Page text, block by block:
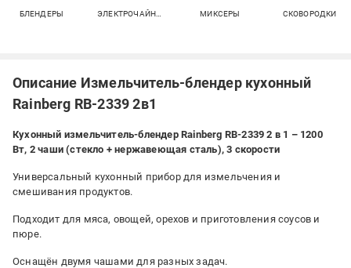
БЛЕНДЕРЫ МИКСЕРЫ СКОВОРОДКИ
Описание Измельчитель-блендер кухонный
Rainberg RB-2339 2в1
Кухонный измельчитель-блендер Rainberg RB-2339 2 в 1 – 1200
Вт, 2 чаши (стекло + нержавеющая сталь), 3 скорости
Универсальный кухонный прибор для измельчения и
смешивания продуктов.
Подходит для мяса, овощей, орехов и приготовления соусов и
пюре.
Оснащён двумя чашами для разных задач.